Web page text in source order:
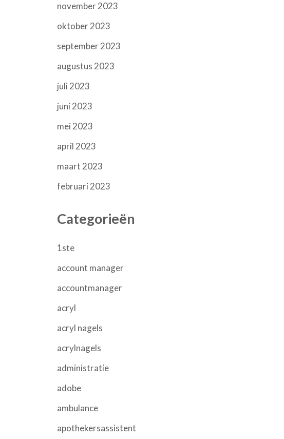
november 2023
oktober 2023
september 2023
augustus 2023
juli 2023
juni 2023
mei 2023
april 2023
maart 2023
februari 2023
Categorieën
1ste
account manager
accountmanager
acryl
acryl nagels
acrylnagels
administratie
adobe
ambulance
apothekersassistent